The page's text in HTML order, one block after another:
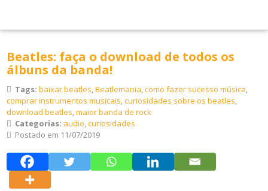
Beatles: faça o download de todos os
álbuns da banda!
Tags: baixar beatles,Beatlemania,como fazer sucesso música,
comprar instrumentos musicais,curiosidades sobre os beatles,
download beatles,maior banda de rock
Categorias: audio,curiosidades
Postado em 11/07/2019